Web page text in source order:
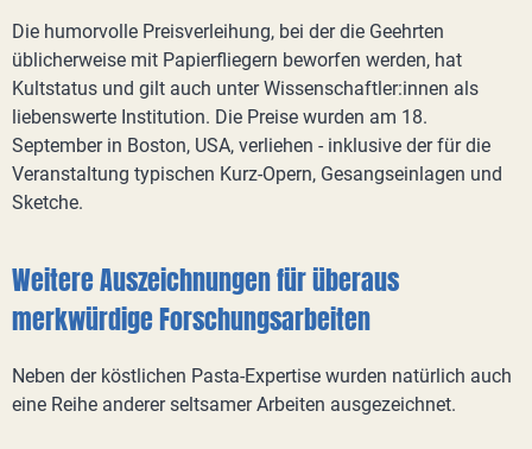
Die humorvolle Preisverleihung, bei der die Geehrten
üblicherweise mit Papierfliegern beworfen werden, hat
Kultstatus und gilt auch unter Wissenschaftler:innen als
liebenswerte Institution. Die Preise wurden am 18.
September in Boston, USA, verliehen - inklusive der für die
Veranstaltung typischen Kurz-Opern, Gesangseinlagen und
Sketche.
Weitere Auszeichnungen für überaus
merkwürdige Forschungsarbeiten
Neben der köstlichen Pasta-Expertise wurden natürlich auch
eine Reihe anderer seltsamer Arbeiten ausgezeichnet.